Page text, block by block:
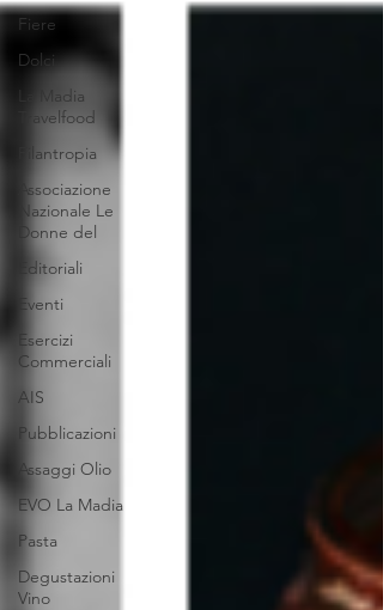
Fiere
Dolci
La Madia
Travelfood
Filantropia
Associazione
Nazionale Le
Donne del
Editoriali
Eventi
Esercizi
Commerciali
AIS
Pubblicazioni
Assaggi Olio
EVO La Madia
Pasta
Degustazioni
Vino